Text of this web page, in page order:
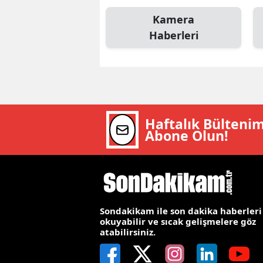
Kamera
Haberleri
Haftalık
Abone Olun!
Sondakikam ile son dakika haberleri
okuyabilir ve sıcak gelişmelere göz
atabilirsiniz.